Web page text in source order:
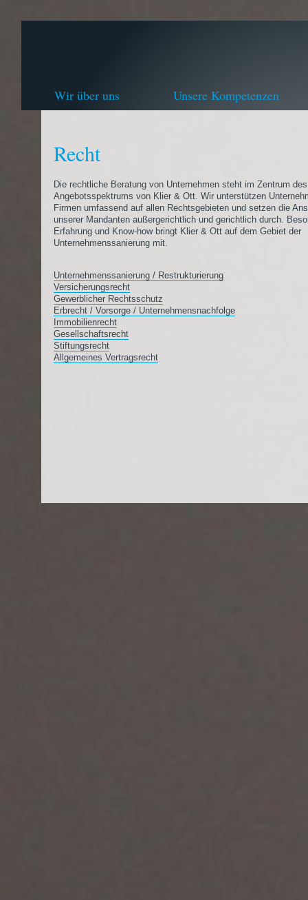
Wir über uns Unsere Kompetenzen
Recht
Die rechtliche Beratung von Unternehmen steht im Zentrum des
Angebotsspektrums von Klier & Ott. Wir unterstützen
Firmen umfassend auf allen Rechtsgebieten und setzen die
unserer Mandanten außergerichtlich und gerichtlich durch.
Erfahrung und Know-how bringt Klier & Ott auf dem Gebiet der
Unternehmenssanierung mit.
Unternehmenssanierung / Restrukturierung
Versicherungsrecht
Gewerblicher Rechtsschutz
Erbrecht / Vorsorge / Unternehmensnachfolge
Immobilienrecht
Gesellschaftsrecht
Stiftungsrecht
Allgemeines Vertragsrecht